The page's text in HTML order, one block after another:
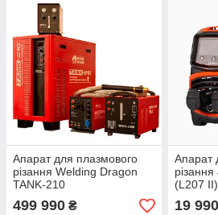
Апарат для плазмового
різання Welding Dragon
TANK-210
499 990 ₴
Апарат
(L207
19 990